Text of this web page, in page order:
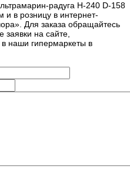
радуга H-240 D-158
и в розницу в интернет-
Для заказа обращайтесь
на сайте,
в наши гипермаркеты в